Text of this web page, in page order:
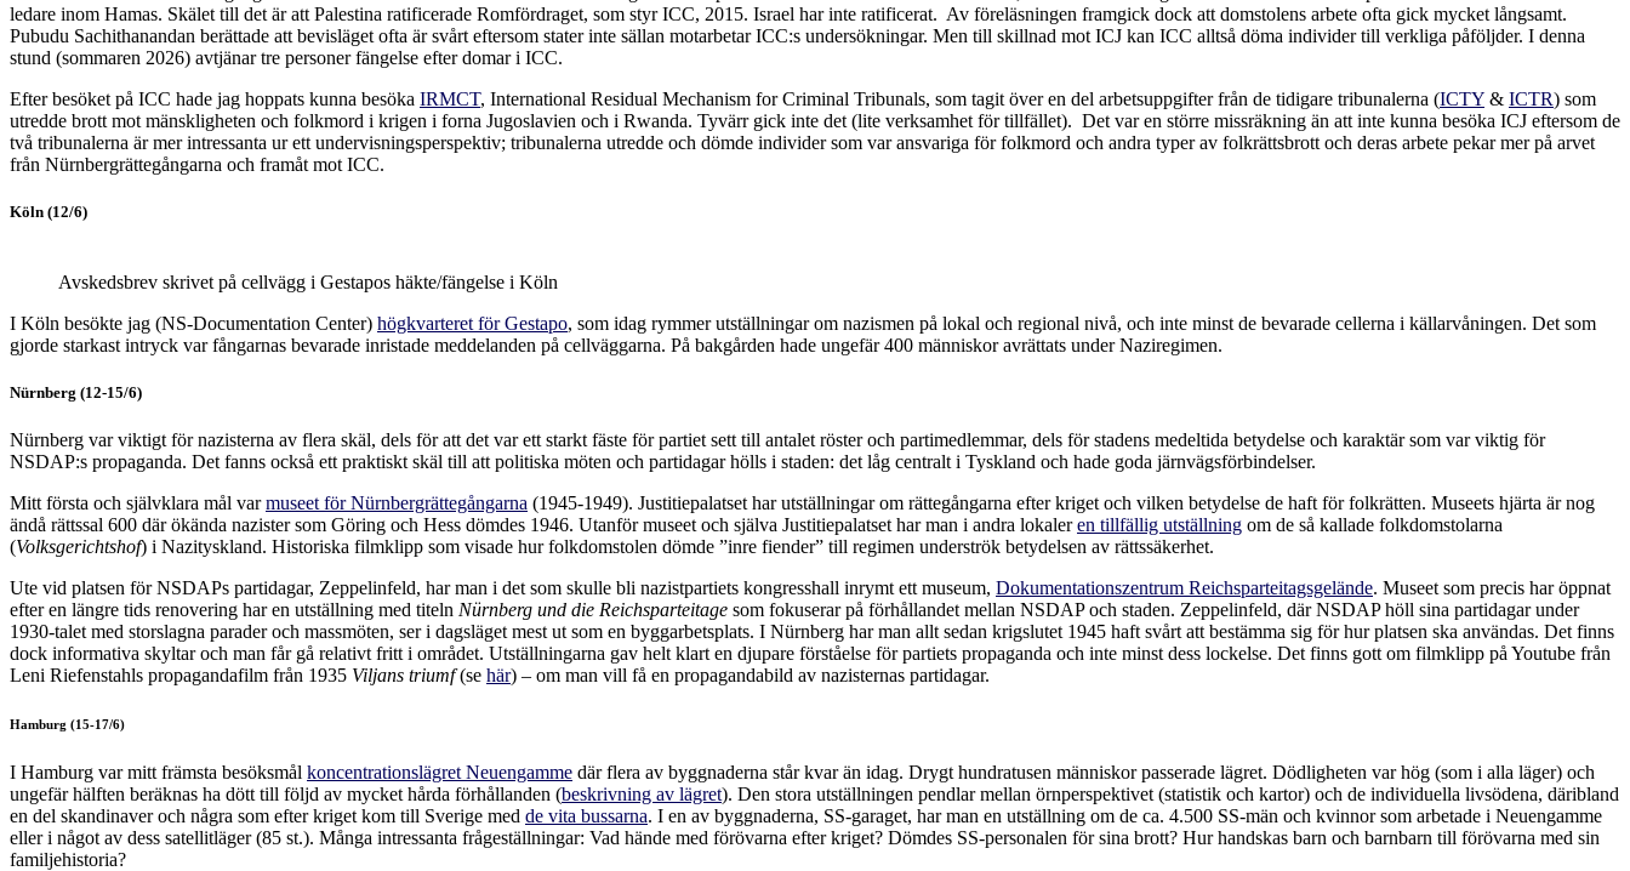
ledare inom Hamas. Skälet till det är att Palestina ratificerade Romfördraget, som styr ICC, 2015. Israel har inte ratificerat. Av föreläsningen framgick dock att domstolens arbete ofta gick mycket långsamt.
Pubudu Sachithanandan berättade att bevisläget ofta är svårt eftersom stater inte sällan motarbetar ICC:s undersökningar. Men till skillnad mot ICJ kan ICC alltså döma individer till verkliga påföljder. I denna
stund (sommaren 2026) avtjänar tre personer fängelse efter domar i ICC.
Efter besöket på ICC hade jag hoppats kunna besöka IRMCT, International Residual Mechanism for Criminal Tribunals, som tagit över en del arbetsuppgifter från de tidigare tribunalerna (ICTY & ICTR) som
utredde brott mot mänskligheten och folkmord i krigen i forna Jugoslavien och i Rwanda. Tyvärr gick inte det (lite verksamhet för tillfället). Det var en större missräkning än att inte kunna besöka ICJ eftersom de
två tribunalerna är mer intressanta ur ett undervisningsperspektiv; tribunalerna utredde och dömde individer som var ansvariga för folkmord och andra typer av folkrättsbrott och deras arbete pekar mer på arvet
från Nürnbergrättegångarna och framåt mot ICC.
Köln (12/6)
Avskedsbrev skrivet på cellvägg i Gestapos häkte/fängelse i Köln
I Köln besökte jag (NS-Documentation Center) högkvarteret för Gestapo, som idag rymmer utställningar om nazismen på lokal och regional nivå, och inte minst de bevarade cellerna i källarvåningen. Det som
gjorde starkast intryck var fångarnas bevarade inristade meddelanden på cellväggarna. På bakgården hade ungefär 400 människor avrättats under Naziregimen.
Nürnberg (12-15/6)
Nürnberg var viktigt för nazisterna av flera skäl, dels för att det var ett starkt fäste för partiet sett till antalet röster och partimedlemmar, dels för stadens medeltida betydelse och karaktär som var viktig för
NSDAP:s propaganda. Det fanns också ett praktiskt skäl till att politiska möten och partidagar hölls i staden: det låg centralt i Tyskland och hade goda järnvägsförbindelser.
Mitt första och självklara mål varmuseet för Nürnbergrättegångarna (1945-1949). Justitiepalatset har utställningar om rättegångarna efter kriget och vilken betydelse de haft för folkrätten. Museets hjärta är nog
ändå rättssal 600 där ökända nazister som Göring och Hess dömdes 1946. Utanför museet och själva Justitiepalatset har man i andra lokaleren tillfällig utställning om de så kallade folkdomstolarna
(Volksgerichtshof) i Nazityskland. Historiska filmklipp som visade hur folkdomstolen dömde ”inre fiender” till regimen underströk betydelsen av rättssäkerhet.
Ute vid platsen för NSDAPs partidagar, Zeppelinfeld, har man i det som skulle bli nazistpartiets kongresshall inrymt ett museum, Dokumentationszentrum Reichsparteitagsgelände. Museet som precis har öppnat
efter en längre tids renovering har en utställning med titeln Nürnberg und die Reichsparteitage som fokuserar på förhållandet mellan NSDAP och staden. Zeppelinfeld, där NSDAP höll sina partidagar under
1930-talet med storslagna parader och massmöten, ser i dagsläget mest ut som en byggarbetsplats. I Nürnberg har man allt sedan krigslutet 1945 haft svårt att bestämma sig för hur platsen ska användas. Det finns
dock informativa skyltar och man får gå relativt fritt i området. Utställningarna gav helt klart en djupare förståelse för partiets propaganda och inte minst dess lockelse. Det finns gott om filmklipp på Youtube från
Leni Riefenstahls propagandafilm från 1935 Viljans triumf(se här) – om man vill få en propagandabild av nazisternas partidagar.
Hamburg (15-17/6)
I Hamburg var mitt främsta besöksmål koncentrationslägret Neuengamme där flera av byggnaderna står kvar än idag. Drygt hundratusen människor passerade lägret. Dödligheten var hög (som i alla läger) och
ungefär hälften beräknas ha dött till följd av mycket hårda förhållanden (beskrivning av lägret). Den stora utställningen pendlar mellan örnperspektivet (statistik och kartor) och de individuella livsödena, däribland
en del skandinaver och några som efter kriget kom till Sverige med de vita bussarna. I en av byggnaderna, SS-garaget, har man en utställning om de ca. 4.500 SS-män och kvinnor som arbetade i Neuengamme
eller i något av dess satellitläger (85 st.). Många intressanta frågeställningar: Vad hände med förövarna efter kriget? Dömdes SS-personalen för sina brott? Hur handskas barn och barnbarn till förövarna med sin
familjehistoria?